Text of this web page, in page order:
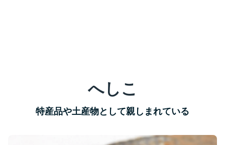
へしこ
特産品や土産物として親しまれている